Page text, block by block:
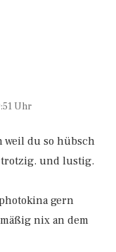
Uhr
weil du so hübsch
und lustig.
gern
nix an dem